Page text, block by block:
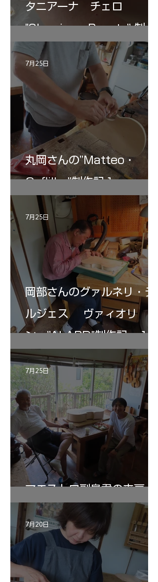
タニアーナ チェロ
"Sleeping・Beauty” 制作
記 30
丸岡さんの”Matteo・
Gofliller”制作記１
7月25日
岡部さんのグァルネリ・デ
ルジェス ヴァィオリ
ン ”ALARD"制作記 １2
7月25日
マエストロ副島君の来房
7月25日
7月20日